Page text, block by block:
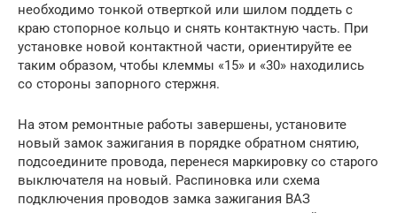
необходимо тонкой отверткой или шилом поддеть с
краю стопорное кольцо и снять контактную часть. При
установке новой контактной части, ориентируйте ее
таким образом, чтобы клеммы «15» и «30» находились
со стороны запорного стержня.
На этом ремонтные работы завершены, установите
новый замок зажигания в порядке обратном снятию,
подсоедините провода, перенеся маркировку со старого
выключателя на новый. Распиновка или схема
подключения проводов замка зажигания ВАЗ